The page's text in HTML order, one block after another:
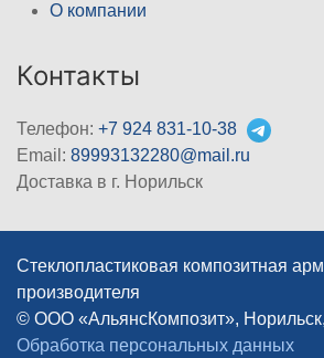
О компании
Контакты
Телефон: +7 924 831-10-38
Email: 89993132280@mail.ru
Доставка в г. Норильск
Стеклопластиковая композитная
производителя
© ООО «АльянсКомпозит»,
Обработка персональных данных